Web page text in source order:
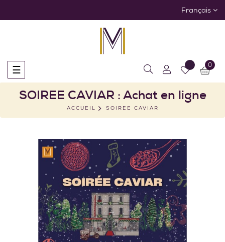
Français
Basculer
la
navigation
☰ 0
SOIREE CAVIAR : Achat en ligne
ACCUEIL SOIREE CAVIAR